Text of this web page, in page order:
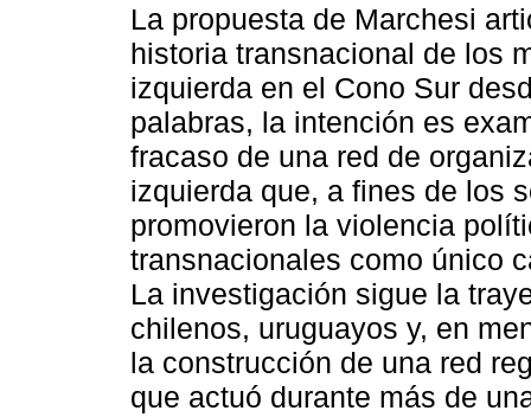
La propuesta de Marchesi
historia transnacional de los
izquierda en el Cono Sur
palabras, la intención es
fracaso de una red de
izquierda que, a fines de los
promovieron la violencia
transnacionales como único
La investigación sigue la
chilenos, uruguayos y, en
la construcción de una red
que actuó durante más de